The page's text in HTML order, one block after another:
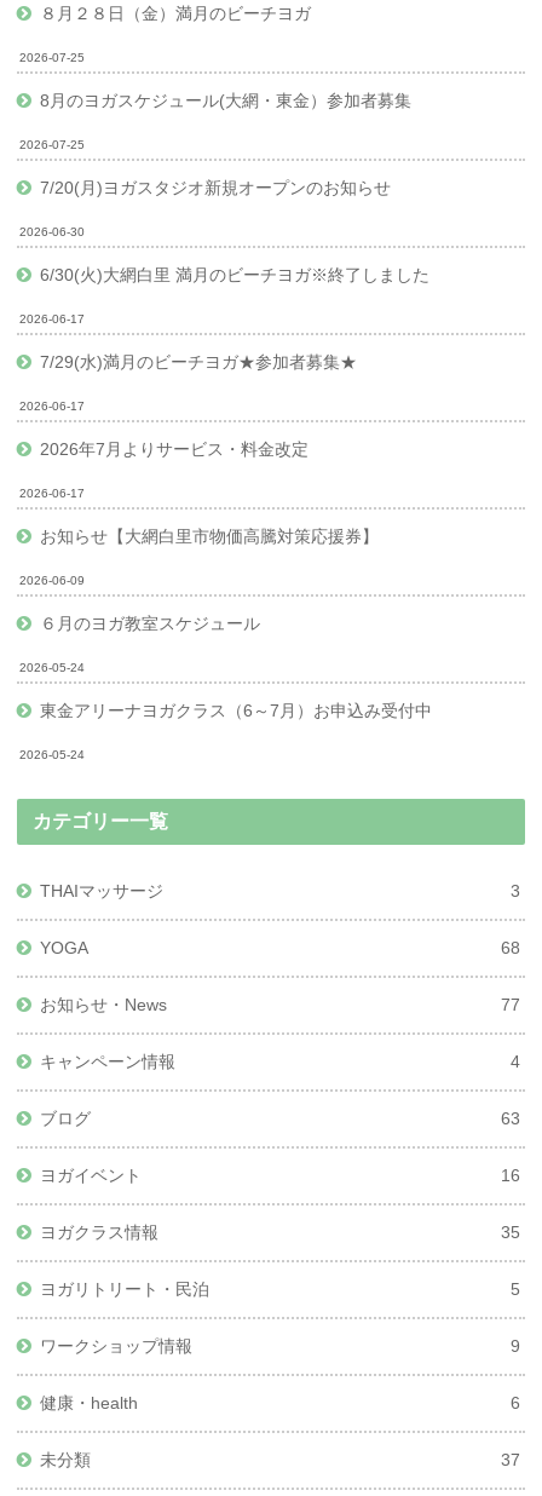
８月２８日（金）満月のビーチヨガ
2026-07-25
8月のヨガスケジュール(大網・東金）参加者募集
2026-07-25
7/20(月)ヨガスタジオ新規オープンのお知らせ
2026-06-30
6/30(火)大網白里 満月のビーチヨガ※終了しました
2026-06-17
7/29(水)満月のビーチヨガ★参加者募集★
2026-06-17
2026年7月よりサービス・料金改定
2026-06-17
お知らせ【大網白里市物価高騰対策応援券】
2026-06-09
６月のヨガ教室スケジュール
2026-05-24
東金アリーナヨガクラス（6～7月）お申込み受付中
2026-05-24
カテゴリー一覧
THAIマッサージ 3
YOGA 68
お知らせ・News 77
キャンペーン情報 4
ブログ 63
ヨガイベント 16
ヨガクラス情報 35
ヨガリトリート・民泊 5
ワークショップ情報 9
健康・health 6
未分類 37